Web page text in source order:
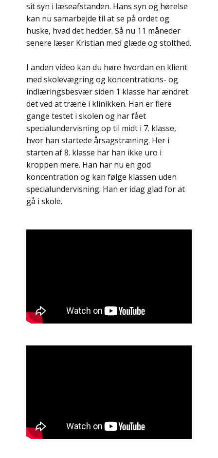
sit syn i læseafstanden. Hans syn og hørelse
kan nu samarbejde til at se på ordet og
huske, hvad det hedder. Så nu 11 måneder
senere læser Kristian med glæde og stolthed.
I anden video kan du høre hvordan en klient
med skolevægring og koncentrations- og
indlæringsbesvær siden 1 klasse har ændret
det ved at træne i klinikken. Han er flere
gange testet i skolen og har fået
specialundervisning op til midt i 7. klasse,
hvor han startede årsagstræning. Her i
starten af 8. klasse har han ikke uro i
kroppen mere. Han har nu en god
koncentration og kan følge klassen uden
specialundervisning. Han er idag glad for at
gå i skole.